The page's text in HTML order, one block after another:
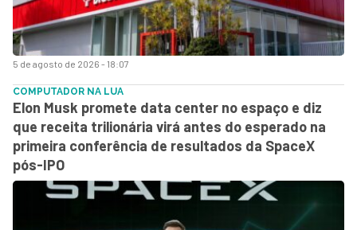
5 de agosto de 2026 - 18:07
COMPUTADOR NA LUA
Elon Musk promete data center no espaço e diz
que receita trilionária virá antes do esperado na
primeira conferência de resultados da SpaceX
pós-IPO